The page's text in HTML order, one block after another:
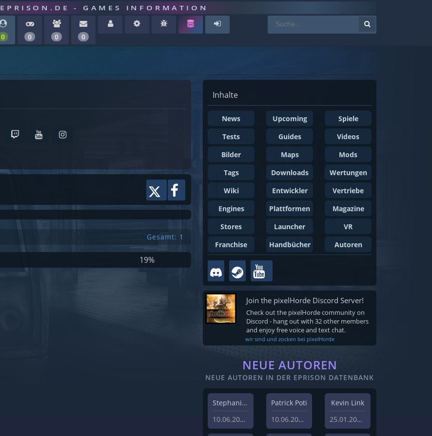
EPRISON.DE - GAMES INFORMATION
0 0 0 0
Gesamt: 1
19%
Inhalte
News Upcoming
Spiele
Tests
Guides
Videos
Bilder
Maps
Mods
Tags
Downloads
Wertungen
Wiki
Entwickler
Vertriebe
Engines
Plattformen
Magazine
Stores
Launcher
VR
Franchise
Handbücher Autoren
Join the pixelHorde Discord Server!
Check out the pixelHorde community on
Discord - hang out with 32 other members
and enjoy free voice and text chat.
wir sind und zocken bei pixelHorde
NEUE AUTOREN
NEUE AUTOREN IN DER EPRISON DATENBANK
Stephanie Schlottag
10.06.2026
Patrick Poti
10.06.2026
Kevin Link
25.01.2024